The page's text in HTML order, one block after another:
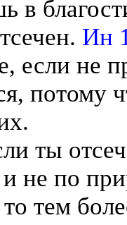
в
Ин
если не
потому
ты
не по
тем